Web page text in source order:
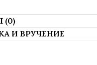
(0)
И ВРУЧЕНИЕ